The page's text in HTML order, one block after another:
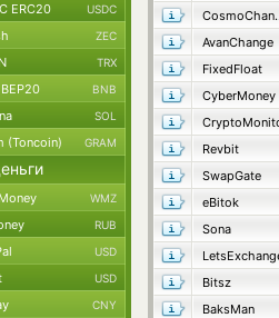
AvanChange
FixedFloat
CyberMoney
Revbit
SwapGate
eBitok
Sona
Bitsz
BaksMan
ERC20 USDC
ZEC
TRX
BNB
SOL
(Toncoin) GRAM
WMZ
RUB
USD
USD
CNY